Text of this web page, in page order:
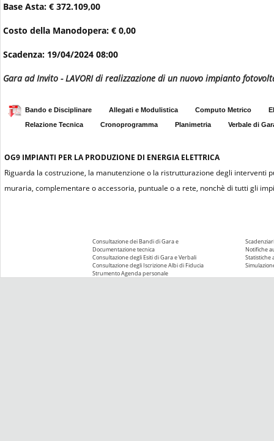
Base Asta: € 372.109,00
Costo della Manodopera: € 0,00
Scadenza: 19/04/2024 08:00
Gara ad Invito - LAVORI di realizzazione di un nuovo impianto
Bando e Disciplinare Allegati e Modulistica Computo Metrico
Relazione Tecnica
Cronoprogramma Planimetria Verbale di
OG9 IMPIANTI PER LA PRODUZIONE DI ENERGIA ELETTRICA
Riguarda la costruzione, la manutenzione o la ristrutturazione degli interventi
muraria, complementare o accessoria, puntuale o a rete, nonchè di tutti gli
Consultazione dei Bandi di Gara e
Documentazione tecnica
Consultazione degli Esiti di Gara e Verbali
Consultazione degli Iscrizione Albi di Fiducia
Strumento Agenda personale
Notifiche
Statistiche